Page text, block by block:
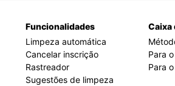
Funcionalidades
Limpeza automática
Cancelar inscrição
Rastreador
Sugestões de limpeza
Caixa
Para
Para